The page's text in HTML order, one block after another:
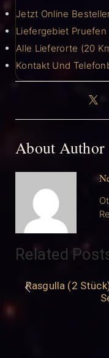
Jetzt Online
Liefergebiet Pruefen
Alle Lieferorte (20
Kontakt Und
About Author
Related
Rasgulla (2